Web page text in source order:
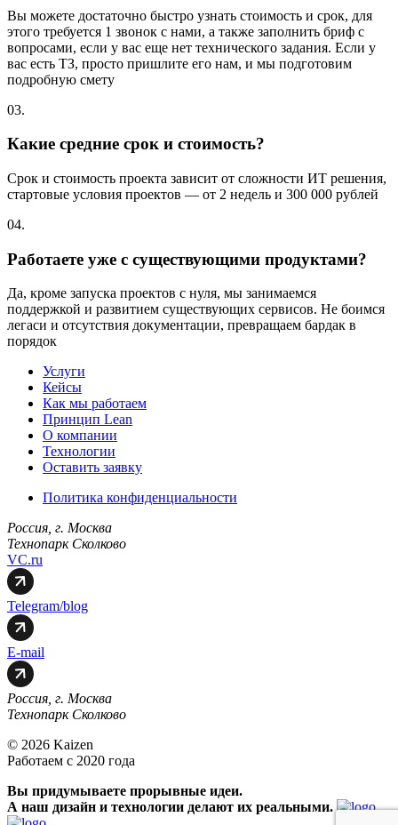
Вы можете достаточно быстро узнать стоимость и срок, для
этого требуется 1 звонок с нами, а также заполнить бриф с
вопросами, если у вас еще нет технического задания. Если у
вас есть ТЗ, просто пришлите его нам, и мы подготовим
подробную смету
03.
Какие средние срок и стоимость?
Срок и стоимость проекта зависит от сложности ИТ решения,
стартовые условия проектов — от 2 недель и 300 000 рублей
04.
Работаете уже с существующими продуктами?
Да, кроме запуска проектов с нуля, мы занимаемся
поддержкой и развитием существующих сервисов. Не боимся
легаси и отсутствия документации, превращаем бардак в
порядок
Услуги
Кейсы
Как мы работаем
Принцип Lean
О компании
Технологии
Оставить заявку
Политика конфиденциальности
Россия, г. Москва
Технопарк Сколково
VC.ru
Telegram/blog
E-mail
Россия, г. Москва
Технопарк Сколково
© 2026 Kaizen
Работаем с 2020 года
Вы придумываете прорывные идеи.
А наш дизайн и технологии делают их реальными.